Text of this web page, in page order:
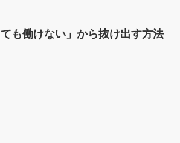
ても働けない」から抜け出す方法